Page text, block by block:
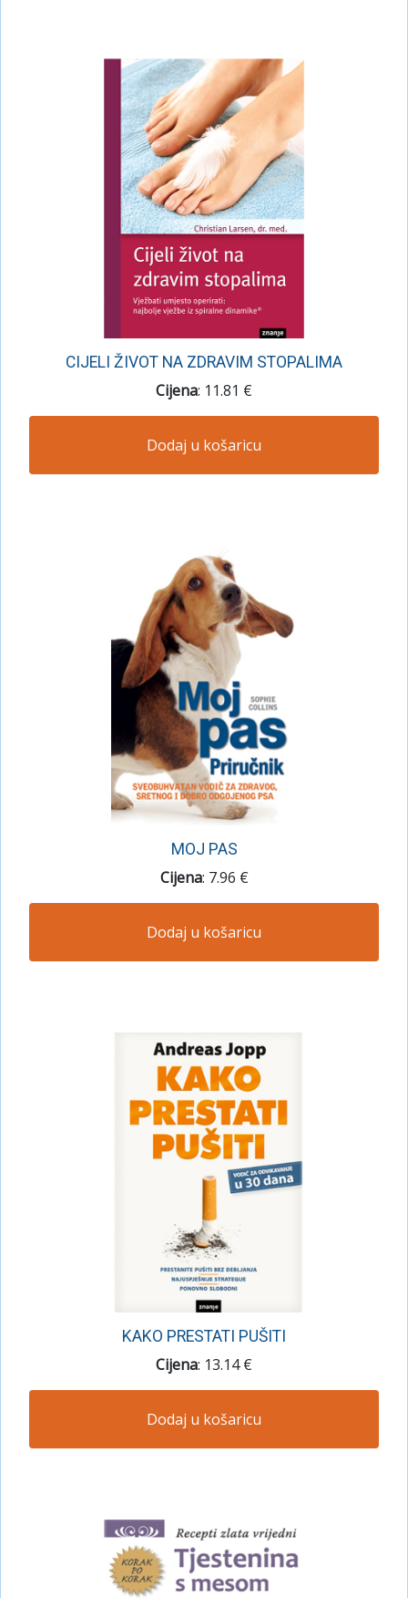
CIJELI ŽIVOT NA ZDRAVIM STOPALIMA
Cijena: 11.81 €
Dodaj u košaricu
MOJ PAS
Cijena: 7.96 €
Dodaj u košaricu
KAKO PRESTATI PUŠITI
Cijena: 13.14 €
Dodaj u košaricu